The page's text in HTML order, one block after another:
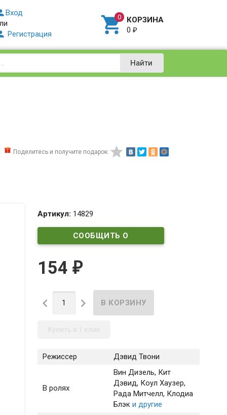
Вход
Регистрация  КОРЗИНА
0₽
Найти
Поделитесь и получите подарок: 
Артикул: 14829
СООБЩИТЬ О
154 ₽
 
Режиссер Дэвид Твони
В ролях
Вин Дизель, Кит
Дэвид, Коул Хаузер,
Рада Митчелл, Клодиа
Блэки другие